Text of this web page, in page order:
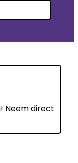
Neem direct